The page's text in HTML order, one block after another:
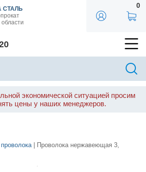
СТАЛЬ
0
экономической ситуацией просим
цены у наших менеджеров.
| Проволока нержавеющая 3,